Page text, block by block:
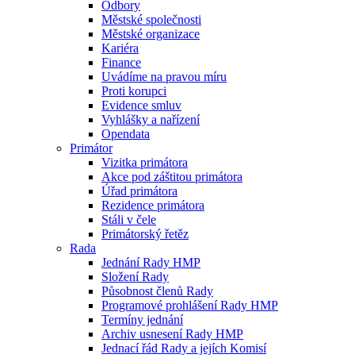
Odbory
Městské společnosti
Městské organizace
Kariéra
Finance
Uvádíme na pravou míru
Proti korupci
Evidence smluv
Vyhlášky a nařízení
Opendata
Primátor
Vizitka primátora
Akce pod záštitou primátora
Úřad primátora
Rezidence primátora
Stáli v čele
Primátorský řetěz
Rada
Jednání Rady HMP
Složení Rady
Působnost členů Rady
Programové prohlášení Rady HMP
Termíny jednání
Archiv usnesení Rady HMP
Jednací řád Rady a jejích Komisí